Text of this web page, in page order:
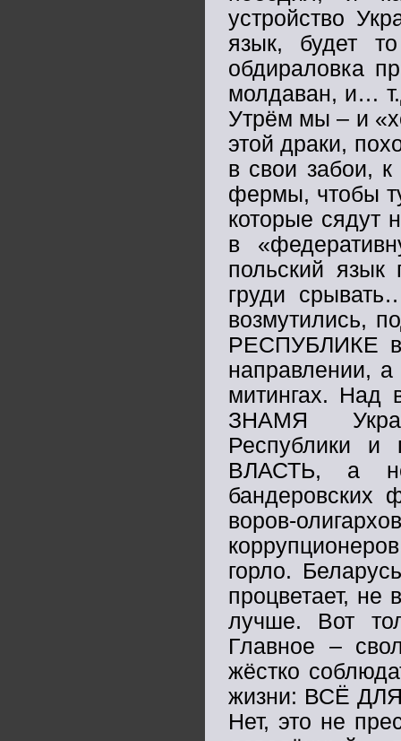
устройство
язык, будет
обдираловка
молдаван, и…
Утрём мы – и
этой драки,
в свои забои,
фермы, чтобы
которые сядут
в
польский язык
груди
возмутились,
РЕСПУБЛИКЕ
направлении, а
митингах. Над
ЗНАМЯ
Республики и
ВЛАСТЬ, а
бандеровских
воров-
горло.
процветает,
лучше. Вот
Главное –
жёстко
жизни: ВСЁ
Нет, это не